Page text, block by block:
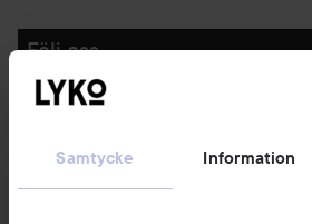
Samtycke Information
Följ oss